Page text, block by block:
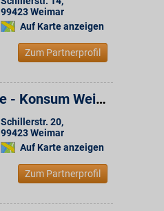
99423Weimar
Auf Karte anzeigen
Zum Partnerprofil
Marc Cain Store - Konsum Weimar Gruppe
Schillerstr. 20,
99423Weimar
Auf Karte anzeigen
Zum Partnerprofil